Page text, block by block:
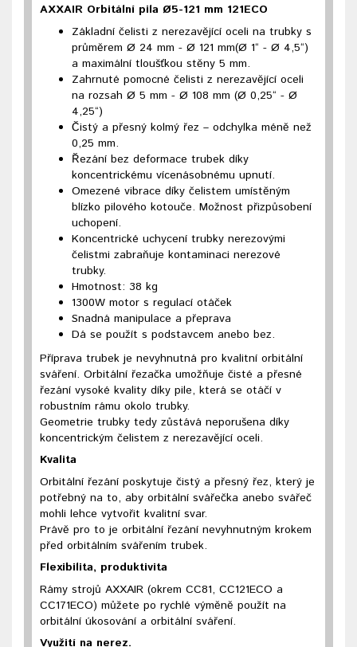
AXXAIR Orbitální pila Ø5-121 mm 121ECO
Základní čelisti z nerezavějící oceli na trubky s
průměrem Ø 24 mm - Ø 121 mm(Ø 1“ - Ø 4,5“)
a maximální tloušťkou stěny 5 mm.
Zahrnuté pomocné čelisti z nerezavějící oceli
na rozsah Ø 5 mm - Ø 108 mm (Ø 0,25“ - Ø
4,25“)
Čistý a přesný kolmý řez – odchylka méně než
0,25 mm.
Řezání bez deformace trubek díky
koncentrickému vícenásobnému upnutí.
Omezené vibrace díky čelistem umístěným
blízko pilového kotouče. Možnost přizpůsobení
uchopení.
Koncentrické uchycení trubky nerezovými
čelistmi zabraňuje kontaminaci nerezové
trubky.
Hmotnost: 38 kg
1300W motor s regulací otáček
Snadná manipulace a přeprava
Dá se použít s podstavcem anebo bez.
Příprava trubek je nevyhnutná pro kvalitní orbitální
sváření. Orbitální řezačka umožňuje čisté a přesné
řezání vysoké kvality díky pile, která se otáčí v
robustním rámu okolo trubky.
Geometrie trubky tedy zůstává neporušena díky
koncentrickým čelistem z nerezavějící oceli.
Kvalita
Orbitální řezání poskytuje čistý a přesný řez, který je
potřebný na to, aby orbitální svářečka anebo svářeč
mohli lehce vytvořit kvalitní svar.
Právě pro to je orbitální řezání nevyhnutným krokem
před orbitálním svářením trubek.
Flexibilita, produktivita
Rámy strojů AXXAIR (okrem CC81, CC121ECO a
CC171ECO) můžete po rychlé výměně použít na
orbitální úkosování a orbitální sváření.
Využití na nerez.